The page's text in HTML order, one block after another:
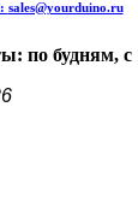
sales@yourduino.ru
по будням, с